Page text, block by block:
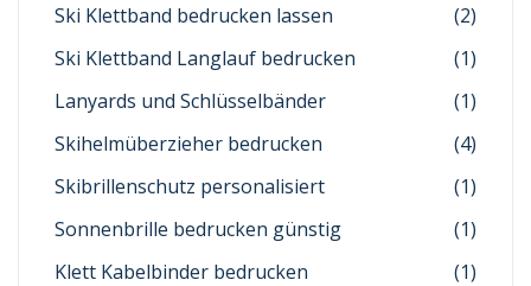
Ski Klettband bedrucken lassen
(2)
Ski Klettband Langlauf bedrucken
(1)
Lanyards und Schlüsselbänder
(1)
Skihelmüberzieher bedrucken
(4)
Skibrillenschutz personalisiert
(1)
Sonnenbrille bedrucken günstig
(1)
Klett Kabelbinder bedrucken
(1)